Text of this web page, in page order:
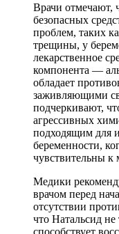
Врачи отмечают,
безопасных
проблем, таких
трещины, у
лекарственное
компонента —
обладает
заживляющими
подчеркивают,
агрессивных
подходящим для
беременности,
чувствительны к
Медики
врачом перед
отсутствии
что Натальсид
способствует